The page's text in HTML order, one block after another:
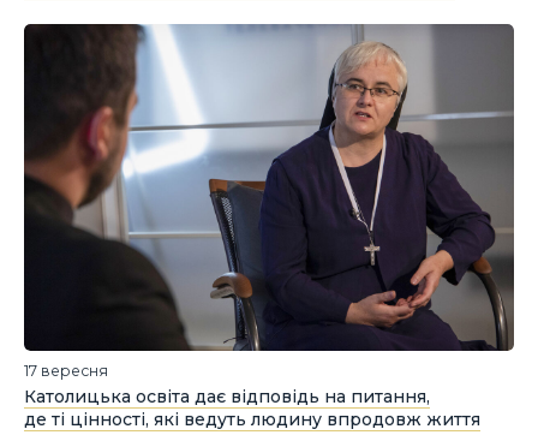
17 вересня
Католицька освіта дає відповідь на питання,
де ті цінності, які ведуть людину впродовж життя